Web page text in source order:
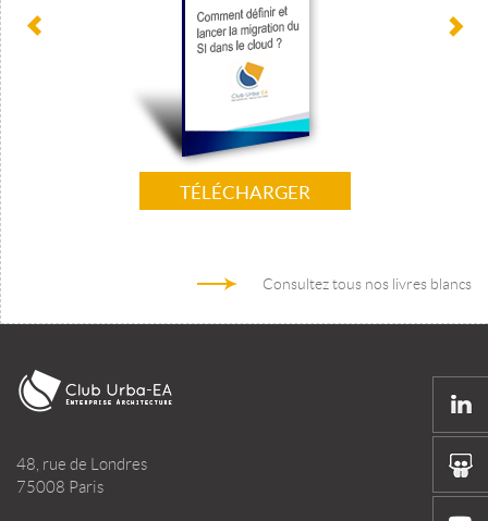
TÉLÉCHARGER
Consultez tous nos livres blancs
48, rue de Londres
75008 Paris